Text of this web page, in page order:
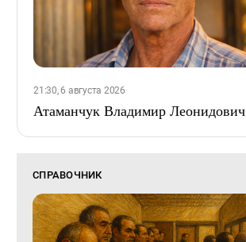
21:30, 6 августа 2026
Атаманчук Владимир Леонидович
СПРАВОЧНИК